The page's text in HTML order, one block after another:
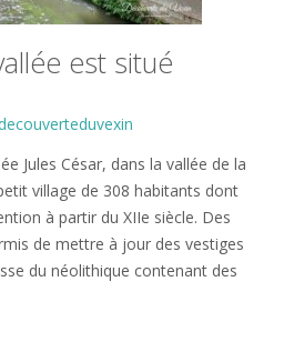
est situé
Jules César, dans la vallée de la
village de 308 habitants dont
à partir du XIIe siècle. Des
de mettre à jour des vestiges
du néolithique contenant des